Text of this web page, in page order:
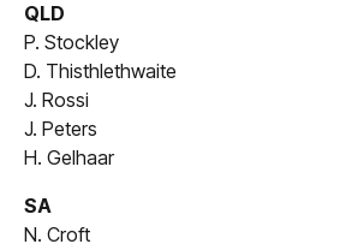
QLD
P. Stockley
D. Thisthlethwaite
J. Rossi
J. Peters
H. Gelhaar
SA
N. Croft